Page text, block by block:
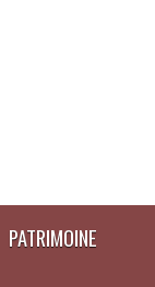
PATRIMOINE